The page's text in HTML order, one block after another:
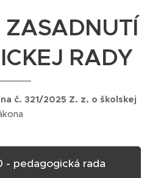
ZASADNUTÍ
RADY
č. 321/2025 Z. z. o školskej
pedagogická rada